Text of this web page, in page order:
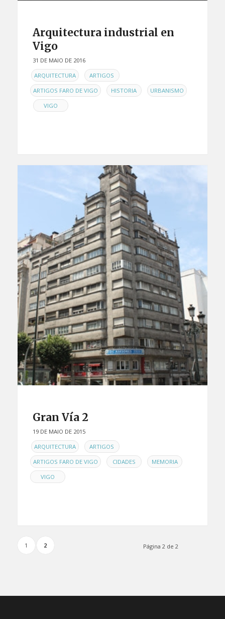
Arquitectura industrial en
Vigo
31 DE MAIO DE 2016
ENARQUITECTURA , ARTIGOS ,
ARTIGOS FARO DE VIGO , HISTORIA ,
URBANISMO
VIGO
Gran Vía 2
19 DE MAIO DE 2015
ENARQUITECTURA , ARTIGOS ,
ARTIGOS FARO DE VIGO , CIDADES , MEMORIA ,
VIGO
Página 2 de 2
1 2